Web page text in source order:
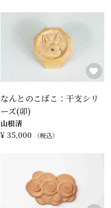
なんとのこばこ：干支シリ
ーズ(卯)
¥ 35,000 税込
山根清